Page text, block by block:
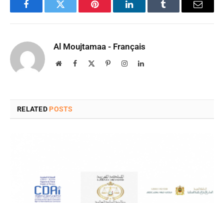
FacebookTwitter Pinterest LinkedInTumblr Email
Al Moujtamaa - Français
WebsiteFacebook PinterestInstagramLinkedIn
RELATED POSTS